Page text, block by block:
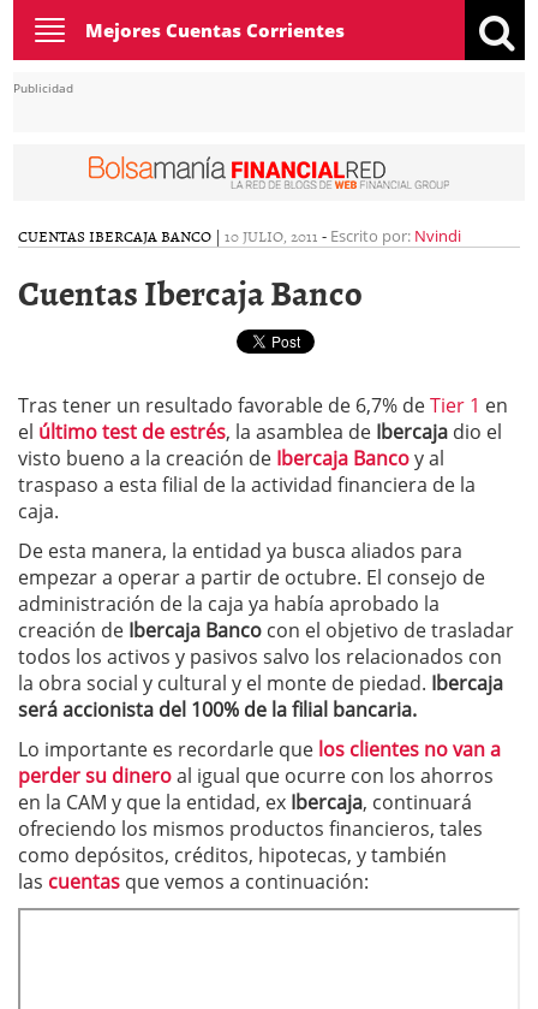
Toggle
navigation
Mejores Cuentas Corrientes
Publicidad
CUENTAS IBERCAJA BANCO | 10 JULIO, 2011 - Escrito por: Nvindi
Cuentas Ibercaja Banco
Tras tener un resultado favorable de 6,7% deTier 1 en
el último test de estrés, la asamblea de Ibercaja dio el
visto bueno a la creación de Ibercaja Bancoy al
traspaso a esta filial de la actividad financiera de la
caja.
De esta manera, la entidad ya busca aliados para
empezar a operar a partir de octubre. El consejo de
administración de la caja ya había aprobado la
creación de Ibercaja Banco con el objetivo de trasladar
todos los activos y pasivos salvo los relacionados con
la obra social y cultural y el monte de piedad. Ibercaja
será accionista del 100% de la filial bancaria.
Lo importante es recordarle que los clientes no van a
perder su dineroal igual que ocurre con los ahorros
en la CAM y que la entidad, ex Ibercaja, continuará
ofreciendo los mismos productos financieros, tales
como depósitos, créditos, hipotecas, y también
las cuentas que vemos a continuación: